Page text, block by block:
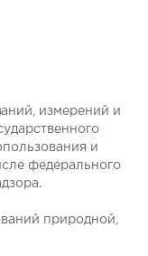
измерений и
и
федерального
природной,